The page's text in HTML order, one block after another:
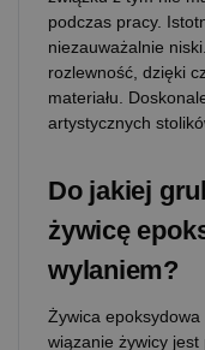
podczas pracy.
niezauważalnie
rozlewność, dzięki
materiału.
artystycznych
Do jakiej
żywicę
wylaniem?
Żywica epoksydowa
wiązanie żywicy